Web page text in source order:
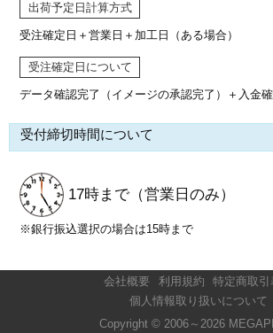
出荷予定日計算方式
受注確定日＋営業日＋加工日（ある場合）
受注確定日について
データ確認完了（イメージの承認完了） ＋入金
受付締切時間について
17時まで （営業日のみ）
※銀行振込選択の場合は15時まで
会社概要 利用規約
特定商取引
個人情報取り扱いについて
Copyright © 2006～2026